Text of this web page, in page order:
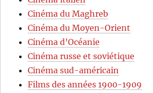
Cinéma du Maghreb
Cinéma du Moyen-Orient
Cinéma d’Océanie
Cinéma russe et soviétique
Cinéma sud-américain
Films des années 1900-1909